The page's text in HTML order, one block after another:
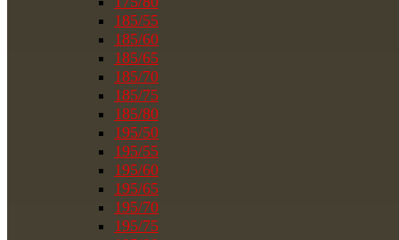
185/55
185/60
185/65
185/70
185/75
185/80
195/50
195/55
195/60
195/65
195/70
195/75